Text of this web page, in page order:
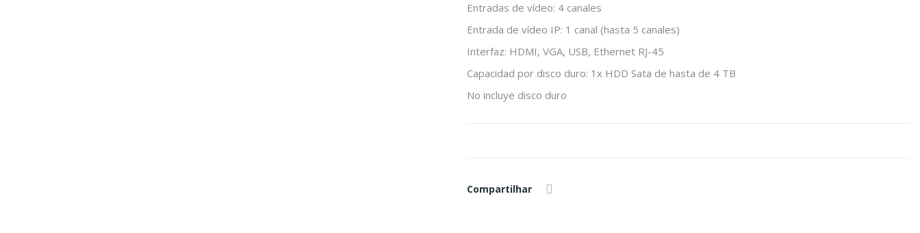
Entradas de vídeo: 4 canales
Entrada de vídeo IP: 1 canal (hasta 5 canales)
Interfaz: HDMI, VGA, USB, Ethernet RJ-45
Capacidad por disco duro: 1x HDD Sata de hasta de 4 TB
No incluye disco duro
Compartilhar